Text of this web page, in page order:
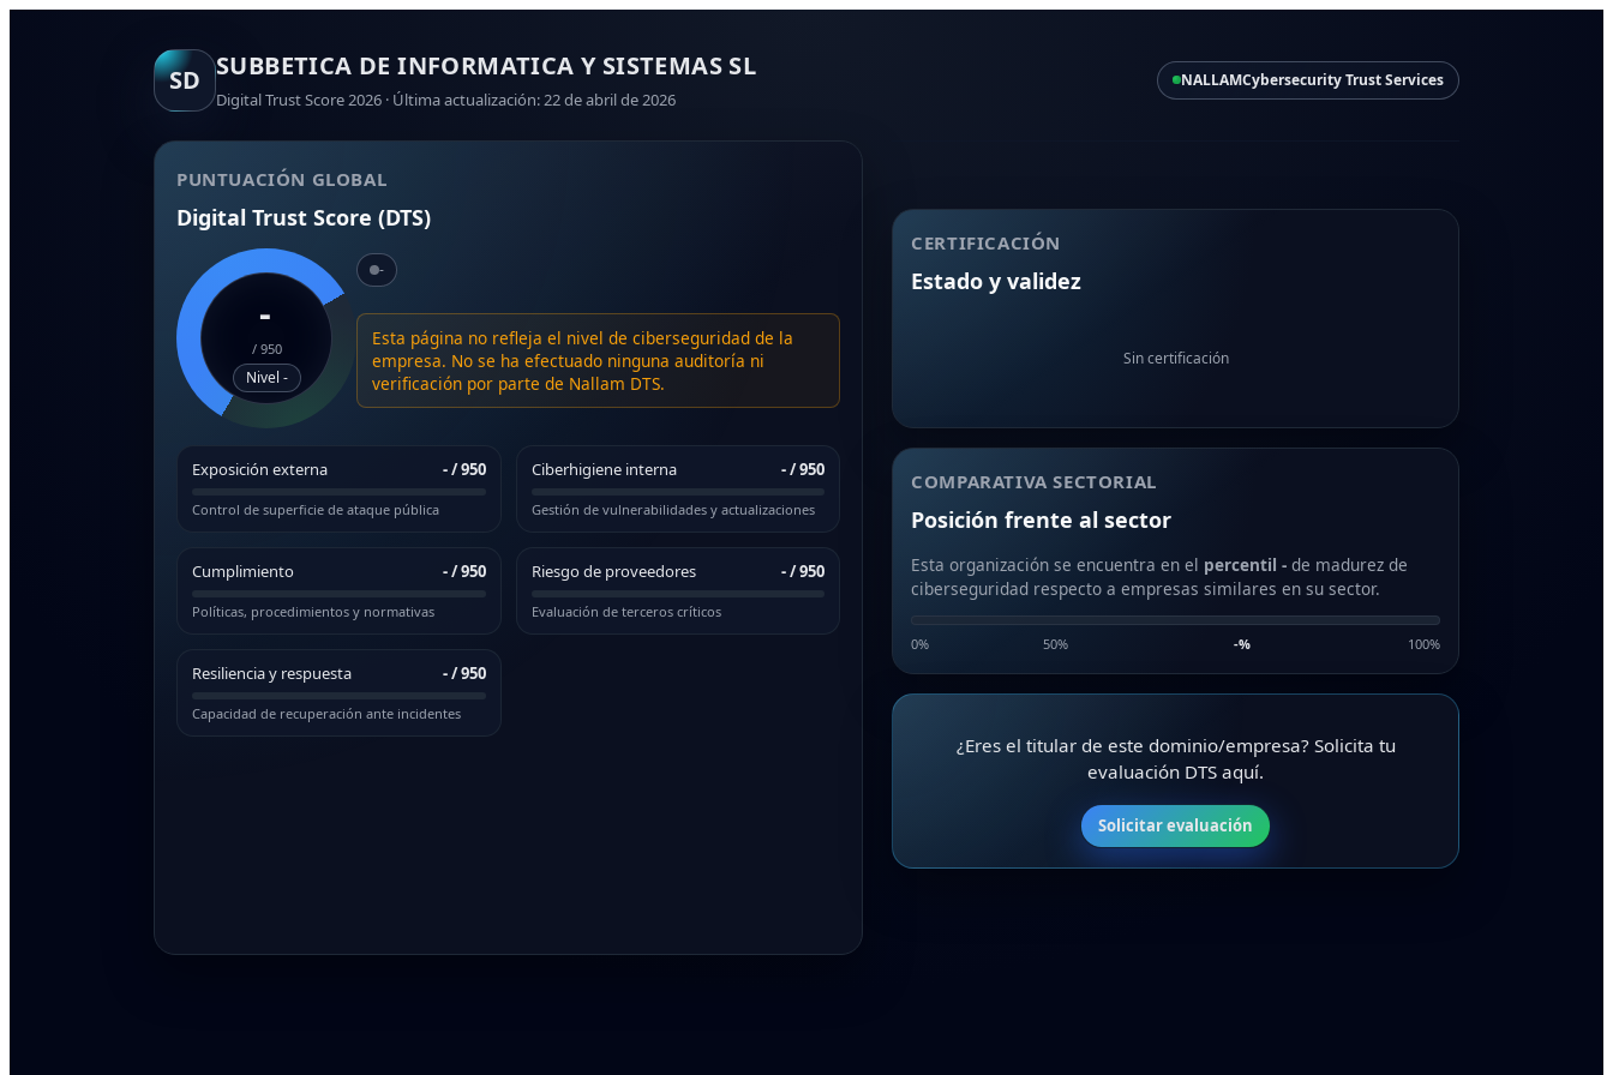
SD SUBBETICA DE INFORMATICA Y SISTEMAS SL
Digital Trust Score 2026 · Última actualización: 22 de abril de 2026
NALLAMCybersecurity Trust Services
PUNTUACIÓN GLOBAL
Digital Trust Score (DTS)
-
/ 950
Nivel -
-
Esta página no refleja el nivel de ciberseguridad de la
empresa. No se ha efectuado ninguna auditoría ni
verificación por parte de Nallam DTS.
Exposición externa -/ 950
Control de superficie de ataque pública
Ciberhigiene interna -/ 950
Gestión de vulnerabilidades y actualizaciones
Cumplimiento -/ 950
Políticas, procedimientos y normativas
Riesgo de proveedores -/ 950
Evaluación de terceros críticos
Resiliencia y respuesta -/ 950
Capacidad de recuperación ante incidentes
CERTIFICACIÓN
Estado y validez
Sin certificación
COMPARATIVA SECTORIAL
Posición frente al sector
Esta organización se encuentra en el percentil - de madurez de
ciberseguridad respecto a empresas similares en su sector.
0% 50% -% 100%
¿Eres el titular de este dominio/empresa? Solicita tu
evaluación DTS aquí.
Solicitar evaluación